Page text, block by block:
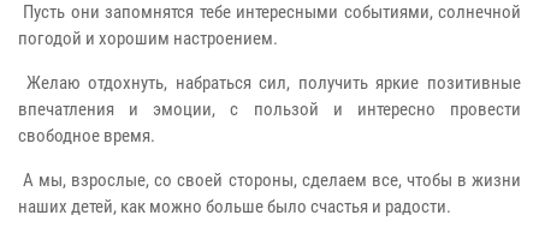
Пусть они запомнятся тебе интересными событиями, солнечной
погодой и хорошим настроением.
Желаю отдохнуть, набраться сил, получить яркие позитивные
впечатления и эмоции, с пользой и интересно провести
свободное время.
А мы, взрослые, со своей стороны, сделаем все, чтобы в жизни
наших детей, как можно больше было счастья и радости.